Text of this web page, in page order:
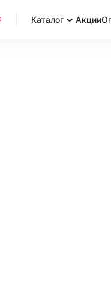
Каталог Акции